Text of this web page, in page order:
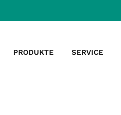
PRODUKTE SERVICE